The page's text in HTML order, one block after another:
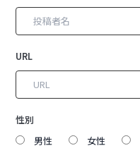
URL
性別
男性
女性